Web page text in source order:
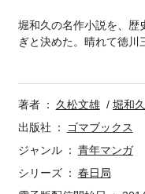
堀和久の名作小説を、歴
ぎと決めた。晴れて
雑煮第四章 緋の袴第
著者 久松文雄 堀和久
出版社
ゴマブックス
ジャンル
青年マンガ
シリーズ
春日局